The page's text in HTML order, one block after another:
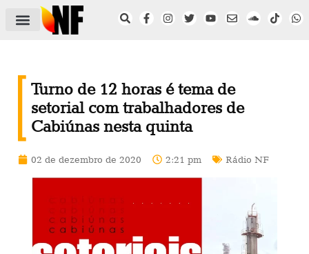
Turno de 12 horas é tema de
setorial com trabalhadores de
Cabiúnas nesta quinta
02 de dezembro de 2020 2:21 pm Rádio NF